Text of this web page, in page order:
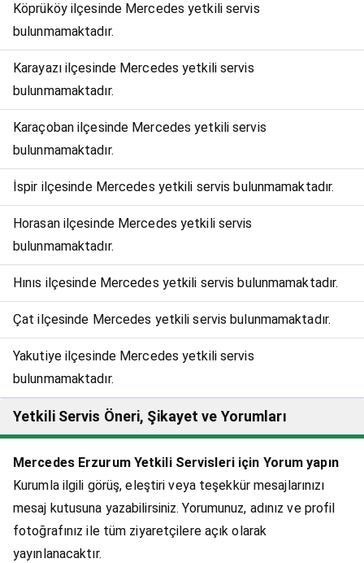
Köprüköy ilçesinde Mercedes yetkili servis
bulunmamaktadır.
Karayazı ilçesinde Mercedes yetkili servis
bulunmamaktadır.
Karaçoban ilçesinde Mercedes yetkili servis
bulunmamaktadır.
İspir ilçesinde Mercedes yetkili servis bulunmamaktadır.
Horasan ilçesinde Mercedes yetkili servis
bulunmamaktadır.
Hınıs ilçesinde Mercedes yetkili servis bulunmamaktadır.
Çat ilçesinde Mercedes yetkili servis bulunmamaktadır.
Yakutiye ilçesinde Mercedes yetkili servis
bulunmamaktadır.
Yetkili Servis Öneri, Şikayet ve Yorumları
Mercedes Erzurum Yetkili Servisleri için Yorum yapın
Kurumla ilgili görüş, eleştiri veya teşekkür mesajlarınızı
mesaj kutusuna yazabilirsiniz. Yorumunuz, adınız ve profil
fotoğrafınız ile tüm ziyaretçilere açık olarak
yayınlanacaktır.